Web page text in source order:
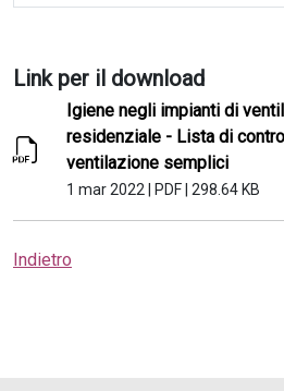
Link per il download
Igiene negli impianti di
residenziale - Lista di
ventilazione semplici
1 mar 2022 PDF 298.64 KB
Indietro